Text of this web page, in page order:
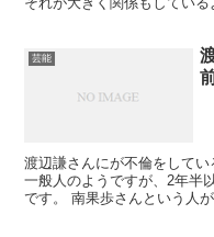
芸能
渡辺謙さんにが不倫をして
一般人のようですが、2年半
です。 南果歩さんという人